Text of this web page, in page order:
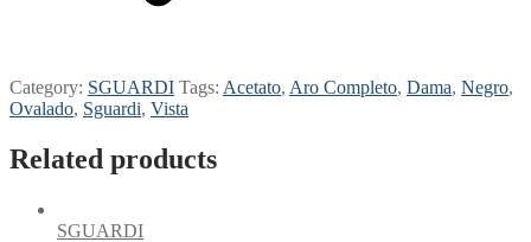
Category: SGUARDI Tags: Acetato, Aro Completo, Dama, Negro,
Ovalado, Sguardi, Vista
Related products
SGUARDI